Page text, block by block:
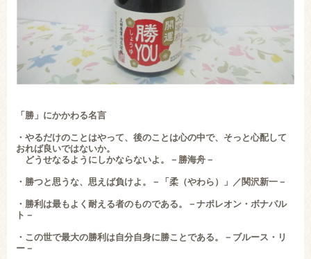
「勝」にかかわる名言
・やるだけのことはやって、後のことは心の中で、そっと心配して
おれば良いではないか。
どうせなるようにしかならないよ。－勝海舟－
・勝つと思うな、思えば負けよ。－「柔（やわら）」／関沢新一－
・勝利は最もよく耐える者のものである。－ナポレオン・ボナパル
ト－
・この世で最大の勝利は自分自身に勝ことである。－ブルース・リ
ー－